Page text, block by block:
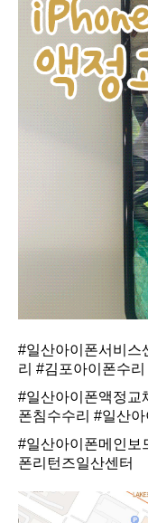
#일산아이폰서비스
리 #김포아이폰수리
#일산아이폰액정교
폰침수수리 #일산아
#일산아이폰메인보
폰리턴즈일산센터